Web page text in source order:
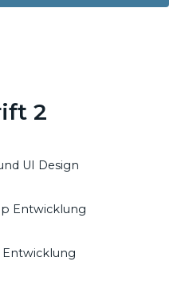
2
UI Design
Entwicklung
Entwicklung